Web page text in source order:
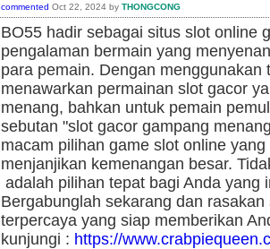
commented Oct 22, 2024 by THONGCONG
BO55 hadir sebagai situs slot online
pengalaman bermain yang
para pemain. Dengan menggunakan
menawarkan permainan slot gacor
menang, bahkan untuk pemain
sebutan "slot gacor gampang
macam pilihan game slot online
menjanjikan kemenangan besar.
adalah pilihan tepat bagi Anda yang
Bergabunglah sekarang dan
terpercaya yang siap memberikan
kunjungi : https://